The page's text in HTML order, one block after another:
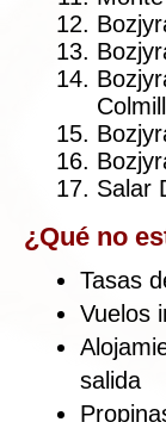
El tour requiere
ciclismo, ya
de 50 a 80 km
participantes
previa en
terrenos difíciles.
del ritmo de los
mph) en
Bajo